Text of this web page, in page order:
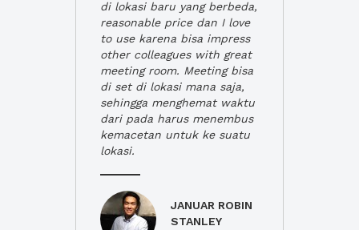
di lokasi baru yang berbeda,
reasonable price dan I love
to use karena bisa impress
other colleagues with great
meeting room. Meeting bisa
di set di lokasi mana saja,
sehingga menghemat waktu
dari pada harus menembus
kemacetan untuk ke suatu
lokasi.
JANUAR ROBIN
STANLEY